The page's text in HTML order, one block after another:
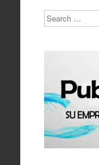
Search